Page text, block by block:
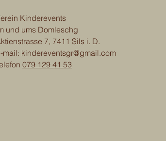
Kinderevents
und ums Domleschg
7, 7411 Sils i. D.
mail: kindereventsgr@gmail.com
079 129 41 53